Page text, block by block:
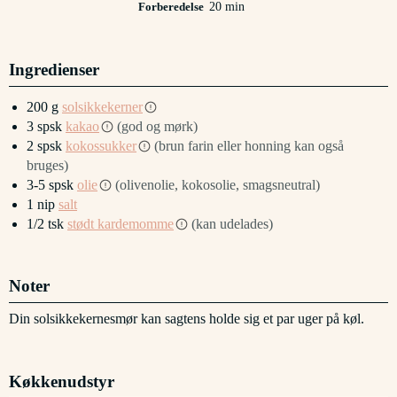
Forberedelse 20minutter
min
Ingredienser
200 g solsikkekerner
3 spsk kakao
(god og mørk)
2 spsk kokossukker
(brun farin eller honning kan også
bruges)
3-5 spsk olie
(olivenolie, kokosolie, smagsneutral)
1 nip salt
1/2 tsk stødt kardemomme (kan udelades)
Noter
Din solsikkekernesmør kan sagtens holde sig et par uger på køl.
Køkkenudstyr